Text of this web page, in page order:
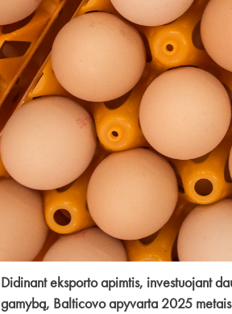
Didinant eksporto apimtis, investuojant
gamybą, Balticovo apyvarta 2025